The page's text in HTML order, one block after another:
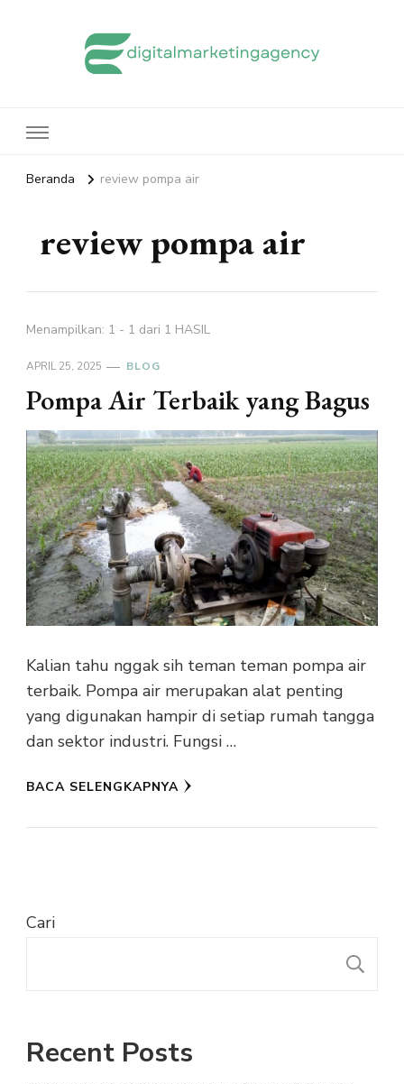
Beranda review pompa air
review pompa air
Menampilkan: 1 - 1 dari 1 HASIL
APRIL 25, 2025 BLOG
Pompa Air Terbaik yang Bagus
Kalian tahu nggak sih teman teman pompa air
terbaik. Pompa air merupakan alat penting
yang digunakan hampir di setiap rumah tangga
dan sektor industri. Fungsi …
BACA SELENGKAPNYA
Cari
Recent Posts